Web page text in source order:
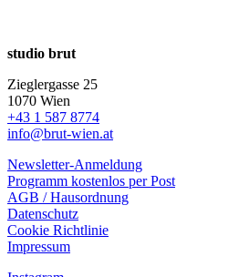
studio brut
Zieglergasse 25
1070 Wien
+43 1 587 8774
info@brut-wien.at
Newsletter-Anmeldung
Programm kostenlos per Post
AGB / Hausordnung
Datenschutz
Cookie Richtlinie
Impressum